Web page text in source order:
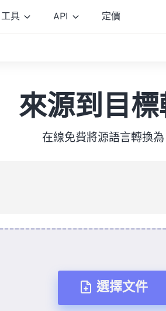
工具 API 定價
來源到目
在線免費將源語言轉換為
選擇文件